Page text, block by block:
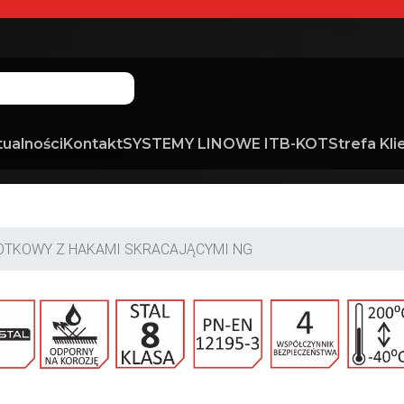
KontaktSYSTEMY LINOWE ITB-KOTStrefa
Z HAKAMI SKRACAJĄCYMI NG